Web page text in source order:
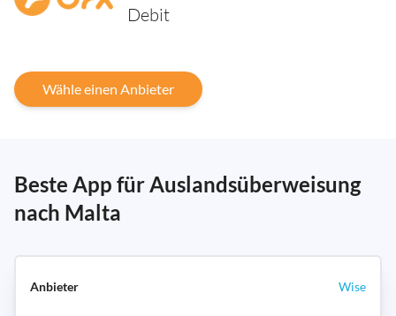
Debit
Wähle einen Anbieter
Beste App für Auslandsüberweisung
nach Malta
Wise